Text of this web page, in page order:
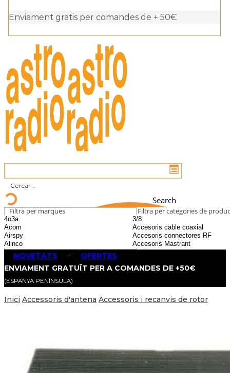
Enviament gratis per comandes de + 50€
Search
Filtra per marques Filtra per categories de
NOVETATS - OFERTES
ENVIAMENT GRATUÏT PER A COMANDES DE +50€
(ESPANYA PENÍNSULA)
Inici Accessoris d'antena Accessoris i recanvis de rotor